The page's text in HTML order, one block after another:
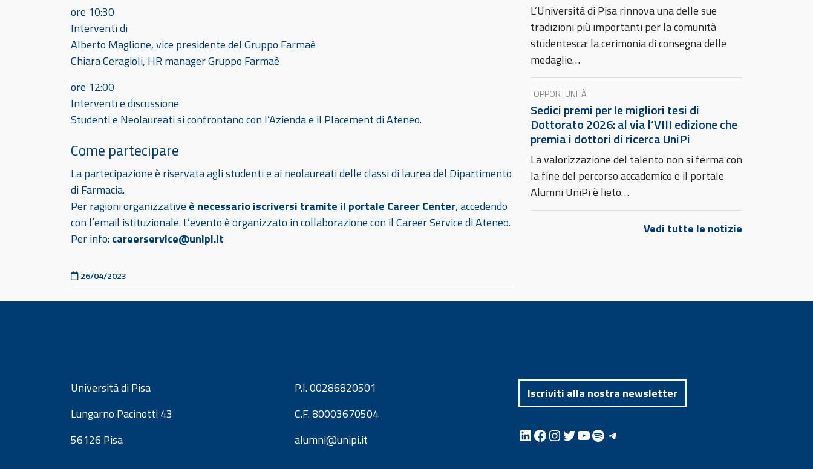
Pubblicato il
26/04/2023
ore 10:30
Interventi di
Alberto Maglione, vice presidente del Gruppo Farmaè
Chiara Ceragioli, HR manager Gruppo Farmaè
ore 12:00
Interventi e discussione
Studenti e Neolaureati si confrontano con l’Azienda e il Placement di Ateneo.
Come partecipare
La partecipazione è riservata agli studenti e ai neolaureati delle classi di laurea del Dipartimento
di Farmacia.
Per ragioni organizzative è necessario iscriversi tramite il portale Career Center, accedendo
con l’email istituzionale. L’evento è organizzato in collaborazione con il Career Service di Ateneo.
Per info:careerservice@unipi.it
L’Università di Pisa rinnova una delle sue
tradizioni più importanti per la comunità
studentesca: la cerimonia di consegna delle
medaglie…
OPPORTUNITÀ
Sedici premi per le migliori tesi di
Dottorato 2026: al via l’VIII edizione che
premia i dottori di ricerca UniPi
La valorizzazione del talento non si ferma con
la fine del percorso accademico e il portale
Alumni UniPi è lieto…
Vedi tutte le notizie
Università di Pisa
Lungarno Pacinotti 43
56126 Pisa
P.I. 00286820501
C.F. 80003670504
alumni@unipi.it
Iscriviti alla nostra newsletter
LinkedIn Facebook Instagram Twitter YouTube Spotify Telegram